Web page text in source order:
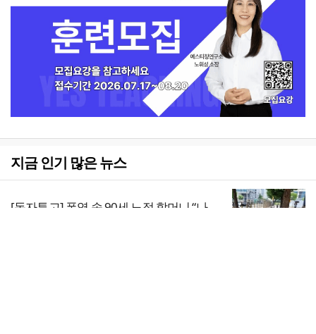
지금 인기 많은 뉴스
[독자투고] 폭염 속 90세 노점 할머니 “나